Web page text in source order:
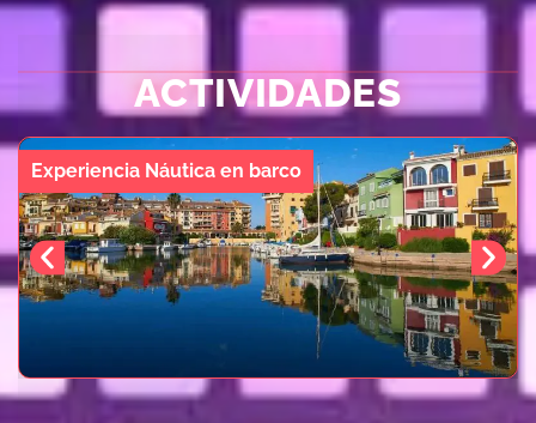
ACTIVIDADES
Experiencia Náutica en barco